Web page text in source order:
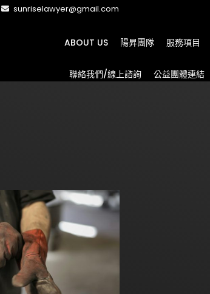
sunriselawyer@gmail.com
ABOUT US 陽昇團隊 服務項目
聯絡我們/線上諮詢 公益團體連結